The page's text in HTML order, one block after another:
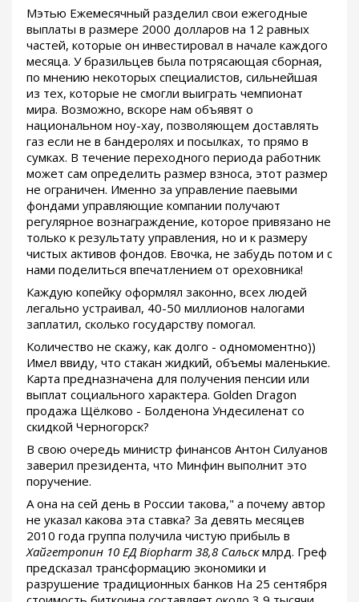
Мэтью Ежемесячный разделил свои ежегодные
выплаты в размере 2000 долларов на 12 равных
частей, которые он инвестировал в начале каждого
месяца. У бразильцев была потрясающая сборная,
по мнению некоторых специалистов, сильнейшая
из тех, которые не смогли выиграть чемпионат
мира. Возможно, вскоре нам объявят о
национальном ноу-хау, позволяющем доставлять
газ если не в бандеролях и посылках, то прямо в
сумках. В течение переходного периода работник
может сам определить размер взноса, этот размер
не ограничен. Именно за управление паевыми
фондами управляющие компании получают
регулярное вознаграждение, которое привязано не
только к результату управления, но и к размеру
чистых активов фондов. Евочка, не забудь потом и с
нами поделиться впечатлением от ореховника!
Каждую копейку оформлял законно, всех людей
легально устраивал, 40-50 миллионов налогами
заплатил, сколько государству помогал.
Количество не скажу, как долго - одномоментно))
Имел ввиду, что стакан жидкий, объемы маленькие.
Карта предназначена для получения пенсии или
выплат социального характера. Golden Dragon
продажа Щёлково - Болденона Ундесиленат со
скидкой Черногорск?
В свою очередь министр финансов Антон Силуанов
заверил президента, что Минфин выполнит это
поручение.
А она на сей день в России такова," а почему автор
не указал какова эта ставка? За девять месяцев
2010 года группа получила чистую прибыль в
Хайгетропин 10 ЕД Biopharm 38,8 Сальскмлрд. Греф
предсказал трансформацию экономики и
разрушение традиционных банков На 25 сентября